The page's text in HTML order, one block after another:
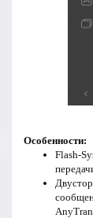
Особенности:
Flash-